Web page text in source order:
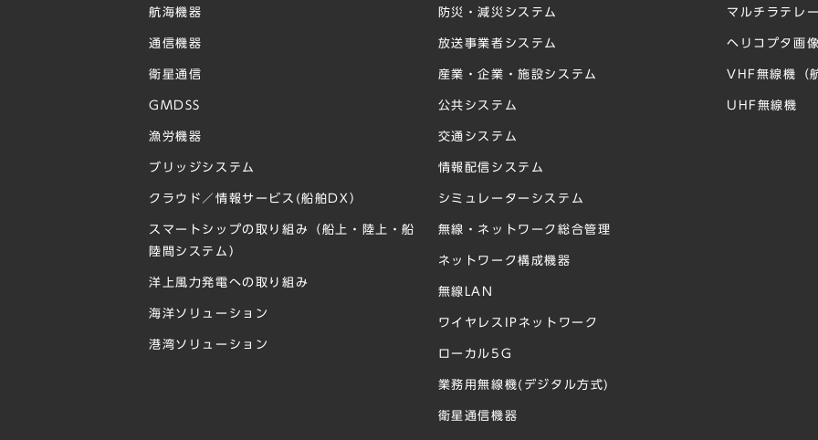
航海機器
通信機器
衛星通信
GMDSS
漁労機器
ブリッジシステム
クラウド／情報サービス(船舶DX）
スマートシップの取り組み（船上・陸上・船
陸間システム）
洋上⾵⼒発電への取り組み
海洋ソリューション
港湾ソリューション
防災・減災システム
放送事業者システム
産業・企業・施設システム
公共システム
交通システム
情報配信システム
シミュレーターシステム
無線・ネットワーク総合管理
ネットワーク構成機器
無線LAN
ワイヤレスIPネットワーク
ローカル5G
業務用無線機(デジタル方式)
衛星通信機器
マルチラテレ
ヘリコプタ画
VHF無線機（
UHF無線機